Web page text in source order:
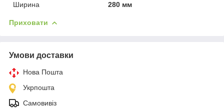
Ширина
280 мм
Приховати
Умови доставки
Нова Пошта
Укрпошта
Самовивіз